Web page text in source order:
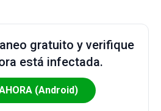
gratuito y verifique
está infectada.
(Android)